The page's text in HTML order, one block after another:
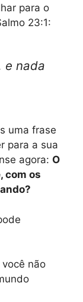
para o
23:1:
e nada
uma frase
para a sua
agora: O
com os
não